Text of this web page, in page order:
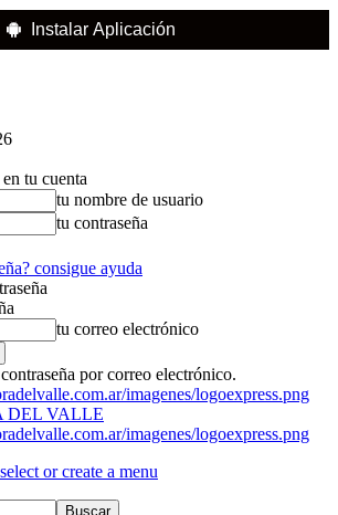
Instalar Aplicación
tu cuenta
tu nombre de usuario
tu contraseña
consigue ayuda
tu correo electrónico
por correo electrónico.
DEL VALLE
or create a menu